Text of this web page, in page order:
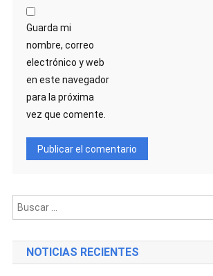
Guarda mi
nombre, correo
electrónico y web
en este navegador
para la próxima
vez que comente.
NOTICIAS RECIENTES